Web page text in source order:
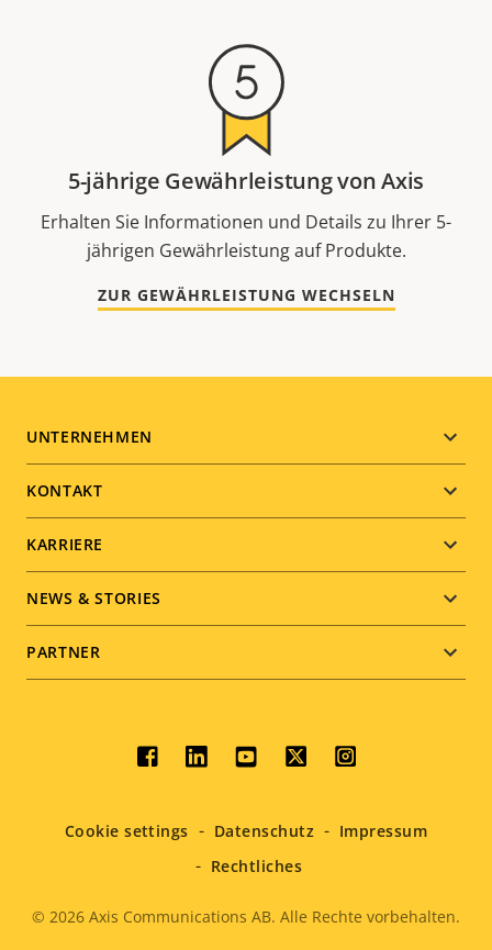
5-jährige Gewährleistung von Axis
Erhalten Sie Informationen und Details zu Ihrer 5-
jährigen Gewährleistung auf Produkte.
ZUR GEWÄHRLEISTUNG WECHSELN
Footer
menu
UNTERNEHMEN
KONTAKT
KARRIERE
NEWS & STORIES
PARTNER
Social
menu
Legal
© 2026 Axis Communications AB. Alle Rechte vorbehalten.
Cookie settings Datenschutz
Impressum
Rechtliches